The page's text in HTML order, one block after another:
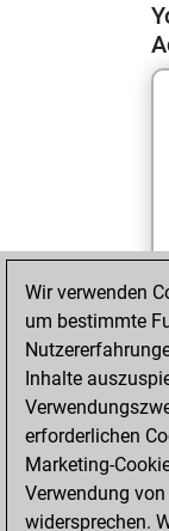
Wir verwenden
um bestimmte
Inhalte
erforderlichen
Marketing-
Verwendung
widersprechen.